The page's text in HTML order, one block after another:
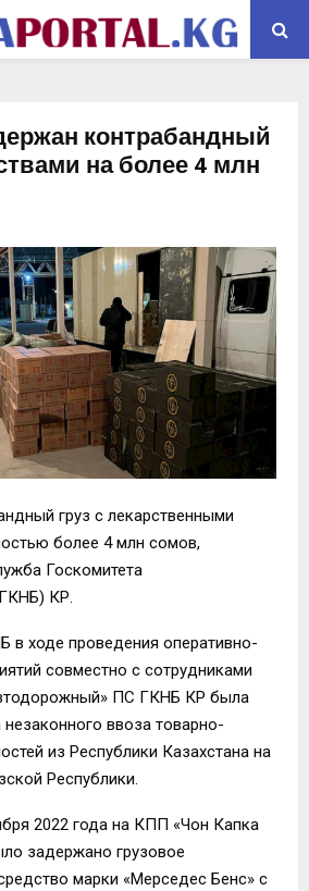
контрабандный
на более 4 млн
груз с лекарственными
более 4 млн сомов,
Госкомитета
КР.
в ходе проведения оперативно-
совместно с сотрудниками
ПС ГКНБ КР была
ввоза товарно-
из Республики Казахстана на
Республики.
2022 года на КПП «Чон Капка
задержано грузовое
марки «Мерседес Бенс» с